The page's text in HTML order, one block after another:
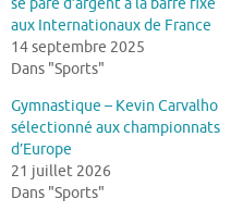
se pare d’argent à la barre fixe
aux Internationaux de France
14 septembre 2025
Dans "Sports"
Gymnastique – Kevin Carvalho
sélectionné aux championnats
d’Europe
21 juillet 2026
Dans "Sports"